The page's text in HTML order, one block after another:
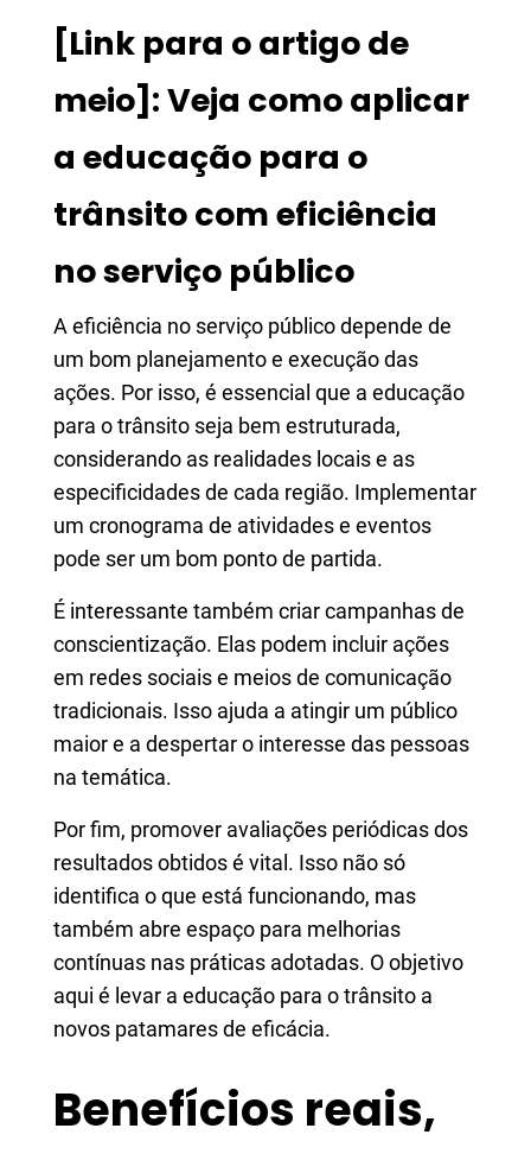
[Link para o artigo de
meio]: Veja como aplicar
a educação para o
trânsito com eficiência
no serviço público
A eficiência no serviço público depende de
um bom planejamento e execução das
ações. Por isso, é essencial que a educação
para o trânsito seja bem estruturada,
considerando as realidades locais e as
especificidades de cada região. Implementar
um cronograma de atividades e eventos
pode ser um bom ponto de partida.
É interessante também criar campanhas de
conscientização. Elas podem incluir ações
em redes sociais e meios de comunicação
tradicionais. Isso ajuda a atingir um público
maior e a despertar o interesse das pessoas
na temática.
Por fim, promover avaliações periódicas dos
resultados obtidos é vital. Isso não só
identifica o que está funcionando, mas
também abre espaço para melhorias
contínuas nas práticas adotadas. O objetivo
aqui é levar a educação para o trânsito a
novos patamares de eficácia.
Benefícios reais,